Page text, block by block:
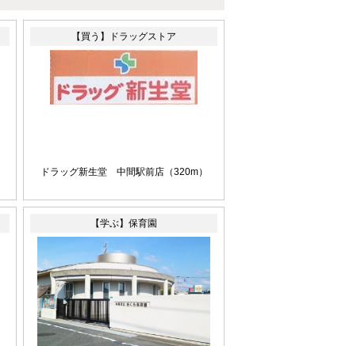
【買う】ドラッグストア
ドラッグ新生堂 中間駅前店（320m）
【学ぶ】保育園